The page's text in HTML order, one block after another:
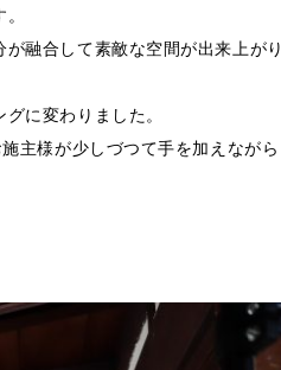
融合して素敵な空間が出来上がり
に変わりました。
主様が少しづつて手を加えながら